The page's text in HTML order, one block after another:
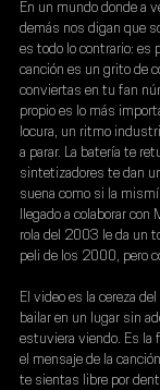
En un mundo donde a
demás nos digan que
es todo lo contrario: es
canción es un grito de
conviertas en tu fan
propio es lo más
locura, un ritmo
a parar. La batería te
sintetizadores te dan
suena como si la
llegado a colaborar con
rola del 2003 le da un
peli de los 2000, pero
El video es la cereza
bailar en un lugar sin
estuviera viendo. Es la
el mensaje de la
te sientas libre por